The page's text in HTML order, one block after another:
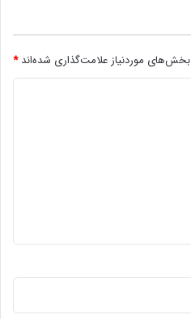
بخش‌های موردنیاز علامت‌گذاری شده‌اند*